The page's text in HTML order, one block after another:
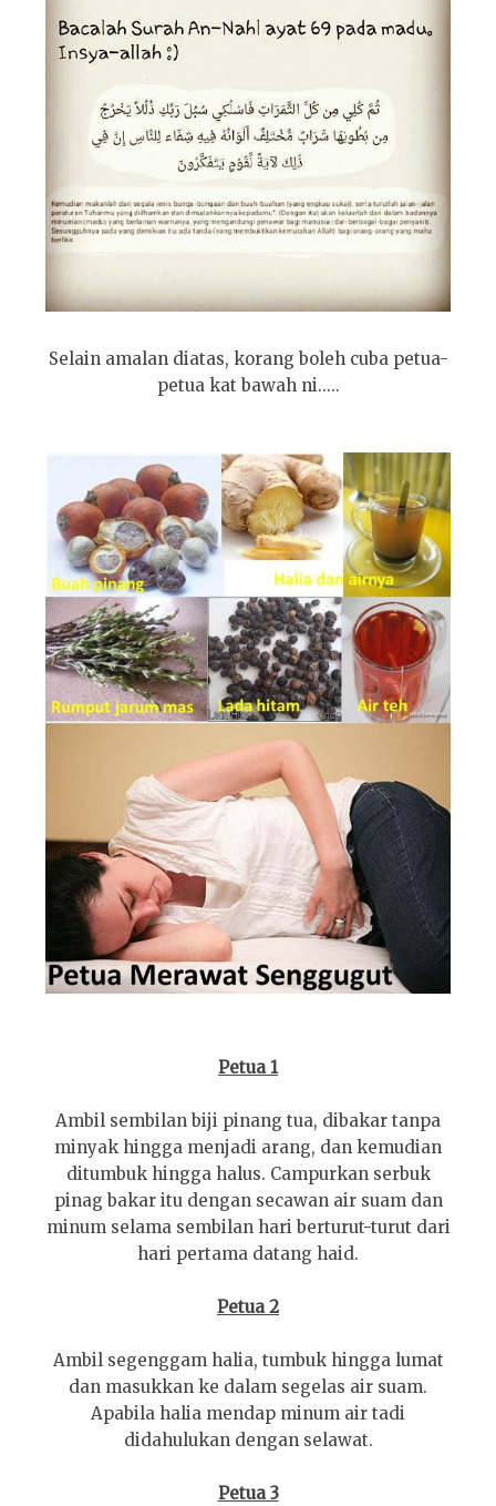
Selain amalan diatas, korang boleh cuba petua-
petua kat bawah ni.....
Petua 1
Ambil sembilan biji pinang tua, dibakar tanpa
minyak hingga menjadi arang, dan kemudian
ditumbuk hingga halus. Campurkan serbuk
pinag bakar itu dengan secawan air suam dan
minum selama sembilan hari berturut-turut dari
hari pertama datang haid.
Petua 2
Ambil segenggam halia, tumbuk hingga lumat
dan masukkan ke dalam segelas air suam.
Apabila halia mendap minum air tadi
didahulukan dengan selawat.
Petua 3